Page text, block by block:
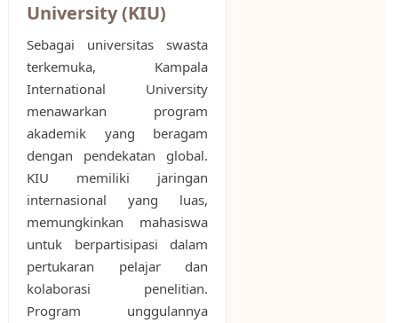
University (KIU)
Sebagai universitas swasta
terkemuka, Kampala
International University
menawarkan program
akademik yang beragam
dengan pendekatan global.
KIU memiliki jaringan
internasional yang luas,
memungkinkan mahasiswa
untuk berpartisipasi dalam
pertukaran pelajar dan
kolaborasi penelitian.
Program unggulannya